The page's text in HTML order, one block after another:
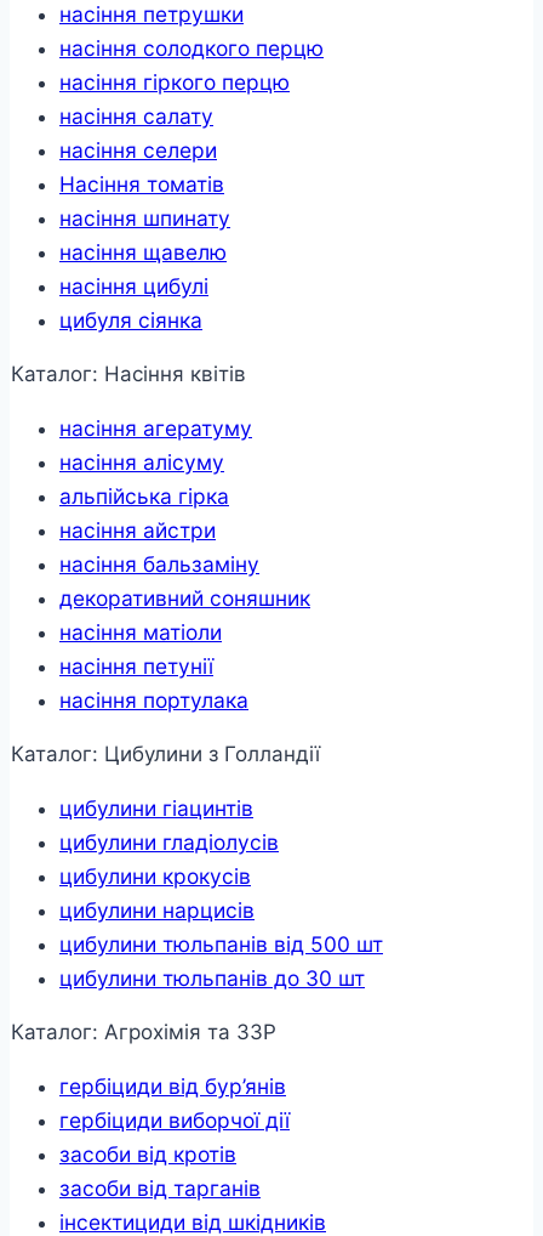
насіння петрушки
насіння солодкого перцю
насіння гіркого перцю
насіння салату
насіння селери
Насіння томатів
насіння шпинату
насіння щавелю
насіння цибулі
цибуля сіянка
Каталог: Насіння квітів
насіння агератуму
насіння алісуму
альпійська гірка
насіння айстри
насіння бальзаміну
декоративний соняшник
насіння матіоли
насіння петунії
насіння портулака
Каталог: Цибулини з Голландії
цибулини гіацинтів
цибулини гладіолусів
цибулини крокусів
цибулини нарцисів
цибулини тюльпанів від 500 шт
цибулини тюльпанів до 30 шт
Каталог: Агрохімія та ЗЗР
гербіциди від бур’янів
гербіциди виборчої дії
засоби від кротів
засоби від тарганів
інсектициди від шкідників